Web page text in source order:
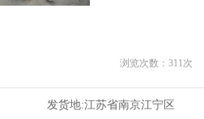
浏览次数： 311 次
发货地:江苏省南京江宁区